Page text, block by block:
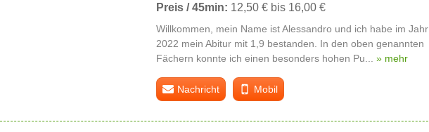
Preis / 45min: 12,50 € bis 16,00 €
Willkommen, mein Name ist Alessandro und ich habe im Jahr
2022 mein Abitur mit 1,9 bestanden. In den oben genannten
Fächern konnte ich einen besonders hohen Pu... » mehr
Nachricht Mobil